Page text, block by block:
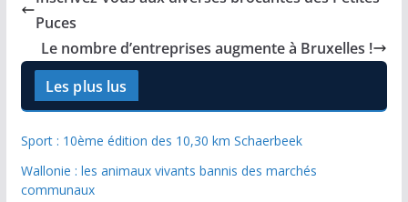
Puces
Le nombre d’entreprises augmente à Bruxelles !
Les plus lus
Sport : 10ème édition des 10,30 km Schaerbeek
Wallonie : les animaux vivants bannis des marchés
communaux